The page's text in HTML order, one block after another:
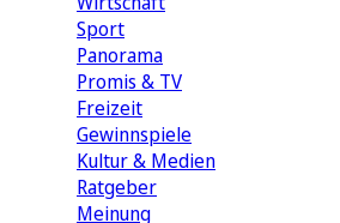
Sport
Panorama
Promis & TV
Freizeit
Gewinnspiele
Kultur & Medien
Ratgeber
Meinung